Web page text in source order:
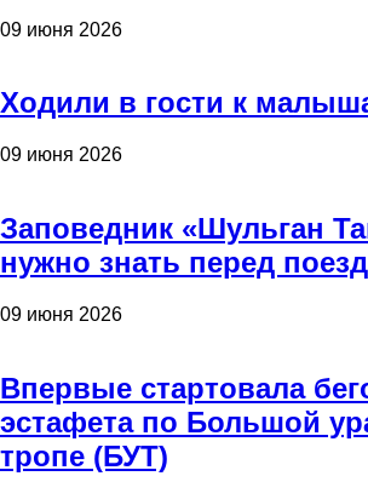
09 июня 2026
Ходили в гости к
09 июня 2026
Заповедник «Шульган
нужно знать перед
09 июня 2026
Впервые стартовала
эстафета по Большой
тропе (БУТ)